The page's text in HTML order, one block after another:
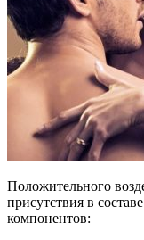
Положительного
присутствия в
компонентов: